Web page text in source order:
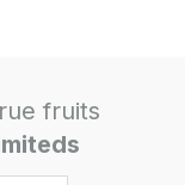
fruits